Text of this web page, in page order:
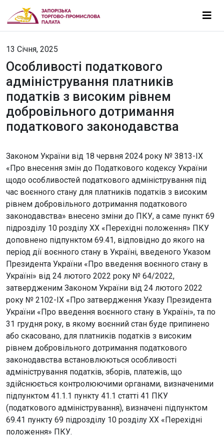
13 Січня, 2025
Особливості податкового
адміністрування платників
податків з високим рівнем
добровільного дотримання
податкового законодавства
Законом України від 18 червня 2024 року № 3813-IX
«Про внесення змін до Податкового кодексу України
щодо особливостей податкового адміністрування під
час воєнного стану для платників податків з високим
рівнем добровільного дотримання податкового
законодавства» внесено зміни до ПКУ, а саме пункт 69
підрозділу 10 розділу ХХ «Перехідні положення» ПКУ
доповнено підпунктом 69.41, відповідно до якого на
період дії воєнного стану в Україні, введеного Указом
Президента України «Про введення воєнного стану в
Україні» від 24 лютого 2022 року № 64/2022,
затвердженим Законом України від 24 лютого 2022
року № 2102-IX «Про затвердження Указу Президента
України «Про введення воєнного стану в Україні», та по
31 грудня року, в якому воєнний стан буде припинено
або скасовано, для платників податків з високим
рівнем добровільного дотримання податкового
законодавства встановлюються особливості
адміністрування податків, зборів, платежів, що
здійснюється контролюючими органами, визначеними
підпунктом 41.1.1 пункту 41.1 статті 41 ПКУ
(податкового адміністрування), визначені підпунктом
69.41 пункту 69 підрозділу 10 розділу ХХ «Перехідні
положення» ПКУ.